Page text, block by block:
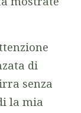
di
senza
la mia